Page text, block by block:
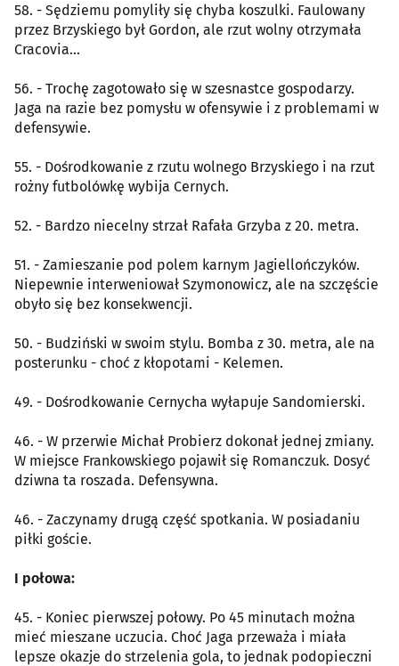
58. - Sędziemu pomyliły się chyba koszulki. Faulowany
przez Brzyskiego był Gordon, ale rzut wolny otrzymała
Cracovia...
56. - Trochę zagotowało się w szesnastce gospodarzy.
Jaga na razie bez pomysłu w ofensywie i z problemami w
defensywie.
55. - Dośrodkowanie z rzutu wolnego Brzyskiego i na rzut
rożny futbolówkę wybija Cernych.
52. - Bardzo niecelny strzał Rafała Grzyba z 20. metra.
51. - Zamieszanie pod polem karnym Jagiellończyków.
Niepewnie interweniował Szymonowicz, ale na szczęście
obyło się bez konsekwencji.
50. - Budziński w swoim stylu. Bomba z 30. metra, ale na
posterunku - choć z kłopotami - Kelemen.
49. - Dośrodkowanie Cernycha wyłapuje Sandomierski.
46. - W przerwie Michał Probierz dokonał jednej zmiany.
W miejsce Frankowskiego pojawił się Romanczuk. Dosyć
dziwna ta roszada. Defensywna.
46. - Zaczynamy drugą część spotkania. W posiadaniu
piłki goście.
I połowa:
45. - Koniec pierwszej połowy. Po 45 minutach można
mieć mieszane uczucia. Choć Jaga przeważa i miała
lepsze okazje do strzelenia gola, to jednak podopieczni